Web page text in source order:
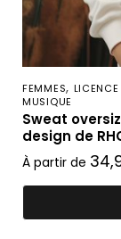
FEMMES, LICENCE
MUSIQUE
Sweat
design de
À partir de